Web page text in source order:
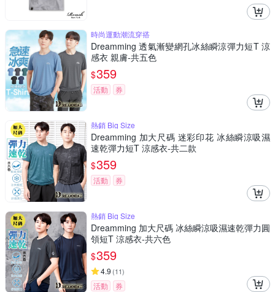
時尚運動潮流穿搭
Dreamming 透氣漸變網孔冰絲瞬涼彈力短T 涼
感衣 親膚-共五色
$359
活動 券
熱銷 Big Size
Dreamming 加大尺碼 迷彩印花 冰絲瞬涼吸濕
速乾彈力短T 涼感衣-共二款
$359
活動 券
熱銷 Big Size
Dreamming 加大尺碼 冰絲瞬涼吸濕速乾彈力圓
領短T 涼感衣-共六色
$359
4.9 (11)
活動
券